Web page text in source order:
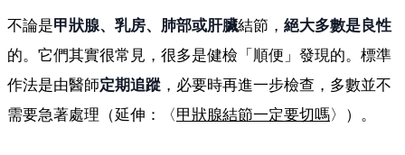
不論是甲狀腺、乳房、肺部或肝臟結節， 絕大多數是良性
的。它們其實很常見，很多是健檢「順便」發現的。標準
作法是由醫師定期追蹤 ，必要時再進一步檢查，多數並不
需要急著處理（延伸：〈 甲狀腺結節一定要切嗎〉）。